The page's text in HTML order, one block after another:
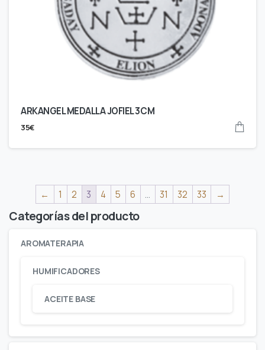
ARKANGEL MEDALLA JOFIEL 3CM
35€
← 1 2 3 4 5 6 … 31 32 33 →
Categorías del producto
AROMATERAPIA
HUMIFICADORES
ACEITE BASE